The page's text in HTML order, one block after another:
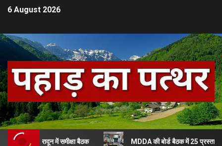
6 August 2026
में समीक्षा बैठक MDDA की बोर्ड बैठक में 25 प्रस्तावों को हरी झंडी